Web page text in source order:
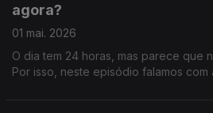
agora?
01 mai. 2026
O dia tem 24 horas, mas parece que
Por isso, neste episódio falamos com